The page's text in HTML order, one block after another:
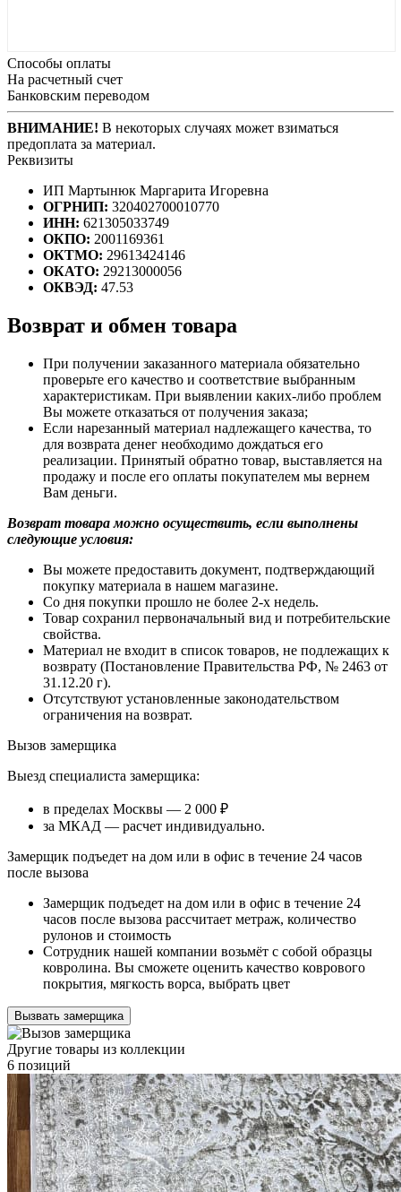
Способы оплаты
На расчетный счет
Банковским переводом
ВНИМАНИЕ! В некоторых случаях может взиматься
предоплата за материал.
Реквизиты
ИП Мартынюк Маргарита Игоревна
ОГРНИП: 320402700010770
ИНН: 621305033749
ОКПО: 2001169361
ОКТМО: 29613424146
ОКАТО: 29213000056
ОКВЭД: 47.53
Возврат и обмен товара
При получении заказанного материала обязательно
проверьте его качество и соответствие выбранным
характеристикам. При выявлении каких-либо проблем
Вы можете отказаться от получения заказа;
Если нарезанный материал надлежащего качества, то
для возврата денег необходимо дождаться его
реализации. Принятый обратно товар, выставляется на
продажу и после его оплаты покупателем мы вернем
Вам деньги.
Возврат товара можно осуществить, если выполнены
следующие условия:
Вы можете предоставить документ, подтверждающий
покупку материала в нашем магазине.
Со дня покупки прошло не более 2-х недель.
Товар сохранил первоначальный вид и потребительские
свойства.
Материал не входит в список товаров, не подлежащих к
возврату (Постановление Правительства РФ, № 2463 от
31.12.20 г).
Отсутствуют установленные законодательством
ограничения на возврат.
Вызов замерщика
Выезд специалиста замерщика:
в пределах Москвы — 2 000 ₽
за МКАД — расчет индивидуально.
Замерщик подъедет на дом или в офис в течение 24 часов
после вызова
Замерщик подъедет на дом или в офис в течение 24
часов после вызова рассчитает метраж, количество
рулонов и стоимость
Сотрудник нашей компании возьмёт с собой образцы
ковролина. Вы сможете оценить качество коврового
покрытия, мягкость ворса, выбрать цвет
Вызвать замерщика
Другие товары из коллекции
6 позиций